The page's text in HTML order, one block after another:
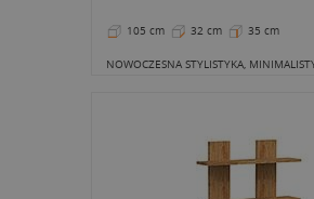
105 cm 32 cm 35 cm